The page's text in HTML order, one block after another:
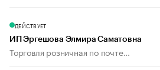
ДЕЙСТВУЕТ
ИП Эргешова Элмира Саматовна
Торговля розничная по почте...